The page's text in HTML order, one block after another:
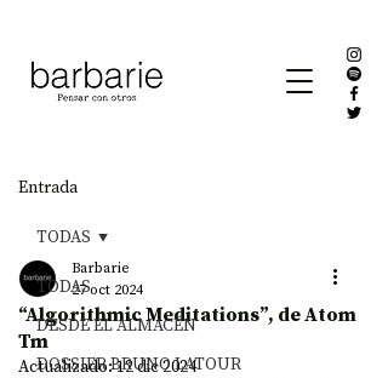
Entrada
TODAS
DESDE EL ALMACÉN
DOSSIER BRUNO LATOUR
TODAS
“Algorithmic Meditations”, de Atom
Tm
Barbarie
27 oct 2024
Actualizado:12 dic 2024